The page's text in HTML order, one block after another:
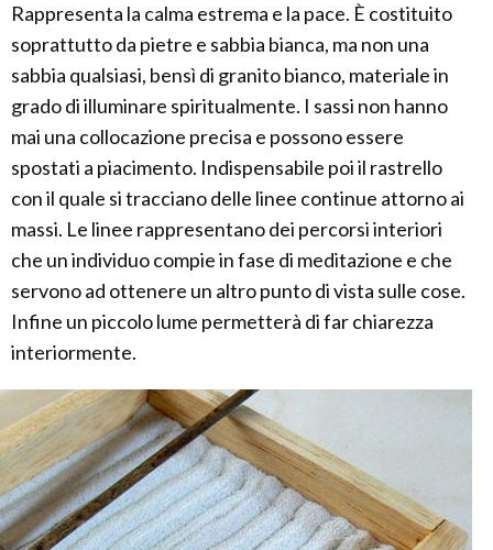
Rappresenta la calma estrema e la pace. È costituito
soprattutto da pietre e sabbia bianca, ma non una
sabbia qualsiasi, bensì di granito bianco, materiale in
grado di illuminare spiritualmente. I sassi non hanno
mai una collocazione precisa e possono essere
spostati a piacimento. Indispensabile poi il rastrello
con il quale si tracciano delle linee continue attorno ai
massi. Le linee rappresentano dei percorsi interiori
che un individuo compie in fase di meditazione e che
servono ad ottenere un altro punto di vista sulle cose.
Infine un piccolo lume permetterà di far chiarezza
interiormente.